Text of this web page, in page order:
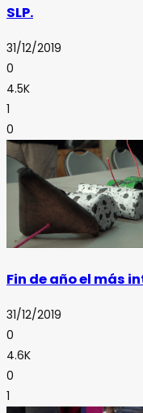
SLP.
31/12/2019
0
4.5K
1
0
Fin de año el más
31/12/2019
0
4.6K
0
1